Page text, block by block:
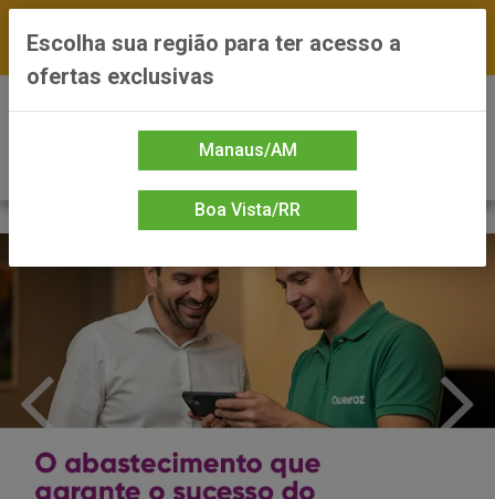
*Preços exclusivos do site — Entrega em até 24h
Escolha sua região para ter acesso a
ofertas exclusivas
Manaus/AM
Boa Vista/RR